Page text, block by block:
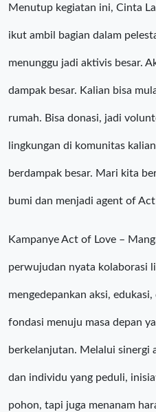
Menutup kegiatan ini, Cinta
ikut ambil bagian dalam
menunggu jadi aktivis besar.
dampak besar. Kalian bisa
rumah. Bisa donasi, jadi
lingkungan di komunitas
berdampak besar. Mari kita
bumi dan menjadi agent of Act
Kampanye Act of Love –
perwujudan nyata kolaborasi
mengedepankan aksi,
fondasi menuju masa depan
berkelanjutan. Melalui sinergi
dan individu yang peduli,
pohon, tapi juga menanam